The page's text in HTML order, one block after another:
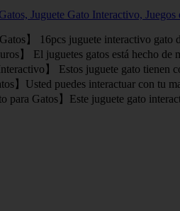
Juguete Gato Interactivo,
】 16pcs juguete interactivo gato
】 El juguetes gatos está hecho de
】 Estos juguete gato tienen
】Usted puedes interactuar con tu
para Gatos】Este juguete gato